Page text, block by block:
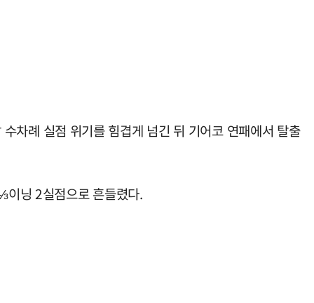
차례 실점 위기를 힘겹게 넘긴 뒤 기어코 연패에서 탈출
이닝 2실점으로 흔들렸다.